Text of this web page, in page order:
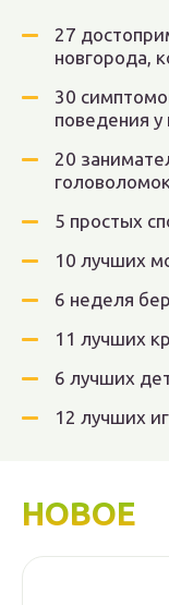
27
новгорода,
30
поведения у
20
5 простых
10 лучших
6 неделя
11 лучших
6 лучших
12 лучших
НОВОЕ